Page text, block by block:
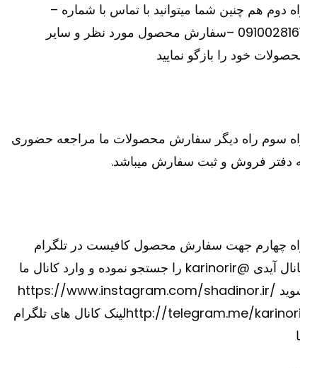
دوم هم چنین شما میتوانید با تماس با شماره –
09100281611 –سفارش محصول مورد نظر و سایر
خود را بازگو نمایید
سوم راه دیگر سفارش محصولات ما مراجعه حضوری
دفتر فروش و ثبت سفارش میباشد.
چهارم جهت سفارش محصول کافیست در تلگرام
کانال آیدی @karinorir را جستجو نموده و وارد کانال ما
شوید https://www.instagram.com/shadinor.ir/
http://telegram.me/karinorirلینک کانال های تلگرام